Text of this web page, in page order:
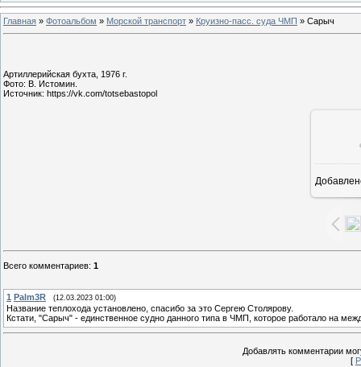
Главная » Фотоальбом » Морской транспорт » Круизно-пасс. суда ЧМП » Сарыч
Артиллерийская бухта, 1976 г.
Фото: В. Истомин.
Источник: https://vk.com/totsebastopol
Всего комментариев: 1
1 Palm3R (12.03.2023 01:00)
Название теплохода установлено, спасибо за это Сергею Столярову.
Кстати, "Сарыч" - единственное судно данного типа в ЧМП, которое работало на
Добавлять комментарии
[